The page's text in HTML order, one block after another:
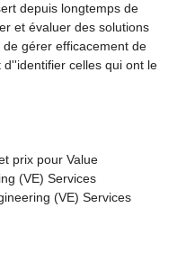
depuis longtemps de
et évaluer des solutions
gérer efficacement de
celles qui ont le
prix pour Value
(VE) Services
(VE) Services